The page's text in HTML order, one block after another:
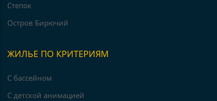
Степок
Остров Бирючий
ЖИЛЬЕ ПО КРИТЕРИЯМ
С бассейном
С детской анимацией